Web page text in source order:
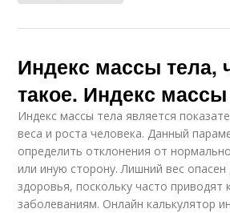
Индекс массы тела,
такое. Индекс
Индекс массы тела является
веса и роста человека. Данный
определить отклонения от
или иную сторону. Лишний вес опасен
здоровья, поскольку часто приводят
заболеваниям. Онлайн калькулятор